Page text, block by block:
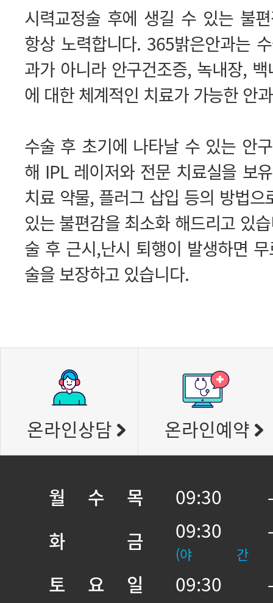
에 대한 체계적인 치료가 가능한 안
술을 보장하고 있습니다.
온라인상담 온라인예약
월 수 목
09:30
화 금
09:30
(야 간
토 요 일
09:30